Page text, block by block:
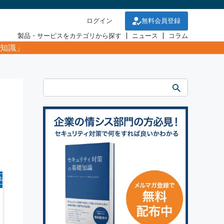
ログイン
無料会員登録
製品・サービスをカテゴリから探す
ニュース コラム
識」